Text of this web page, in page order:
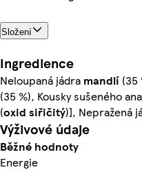
Složení
Ingredience
Neloupaná jádra mandlí (35
(35 %), Kousky sušeného
(oxid siřičitý)], Nepražená
Výživové údaje
Běžné hodnoty
Energie